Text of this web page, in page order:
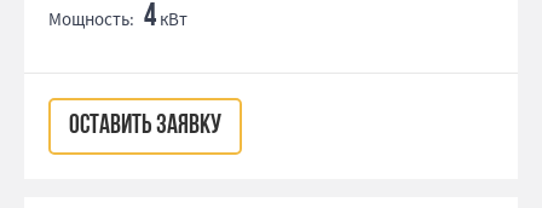
Мощность: 4 кВт
ОСТАВИТЬ ЗАЯВКУ